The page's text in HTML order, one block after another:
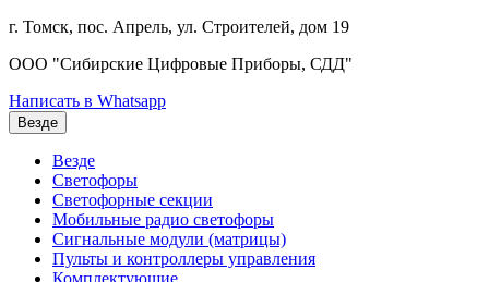
г. Томск, пос. Апрель, ул. Строителей, дом 19
ООО "Сибирские Цифровые Приборы, СДД"
Написать в Whatsapp
Везде
Везде
Светофоры
Светофорные секции
Мобильные радио светофоры
Сигнальные модули (матрицы)
Пульты и контроллеры управления
Комплектующие